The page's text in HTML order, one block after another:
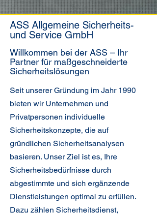
ASS Allgemeine Sicherheits-
und Service GmbH
Willkommen bei der ASS – Ihr
Partner für maßgeschneiderte
Sicherheitslösungen
Seit unserer Gründung im Jahr 1990
bieten wir Unternehmen und
Privatpersonen individuelle
Sicherheitskonzepte, die auf
gründlichen Sicherheitsanalysen
basieren. Unser Ziel ist es, Ihre
Sicherheitsbedürfnisse durch
abgestimmte und sich ergänzende
Dienstleistungen optimal zu erfüllen.
Dazu zählen Sicherheitsdienst,